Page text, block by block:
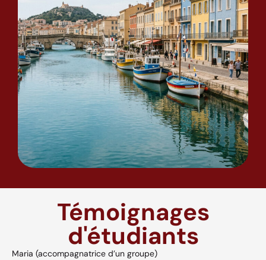
Témoignages
d'étudiants
Maria (accompagnatrice d’un groupe)